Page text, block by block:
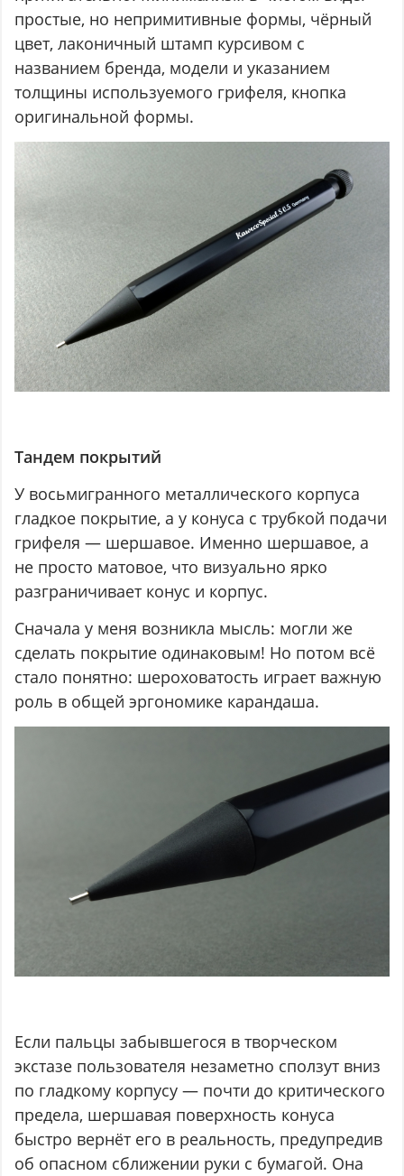
простые, но непримитивные формы, чёрный
цвет, лаконичный штамп курсивом с
названием бренда, модели и указанием
толщины используемого грифеля, кнопка
оригинальной формы.
Тандем покрытий
У восьмигранного металлического корпуса
гладкое покрытие, а у конуса с трубкой подачи
грифеля — шершавое. Именно шершавое, а
не просто матовое, что визуально ярко
разграничивает конус и корпус.
Сначала у меня возникла мысль: могли же
сделать покрытие одинаковым! Но потом всё
стало понятно: шероховатость играет важную
роль в общей эргономике карандаша.
Если пальцы забывшегося в творческом
экстазе пользователя незаметно сползут вниз
по гладкому корпусу — почти до критического
предела, шершавая поверхность конуса
быстро вернёт его в реальность, предупредив
об опасном сближении руки с бумагой. Она